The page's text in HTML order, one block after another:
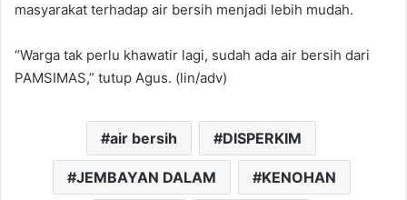
masyarakat terhadap air bersih menjadi lebih mudah.
“Warga tak perlu khawatir lagi, sudah ada air bersih dari
PAMSIMAS,” tutup Agus. (lin/adv)
air bersih DISPERKIM
JEMBAYAN DALAM KENOHAN